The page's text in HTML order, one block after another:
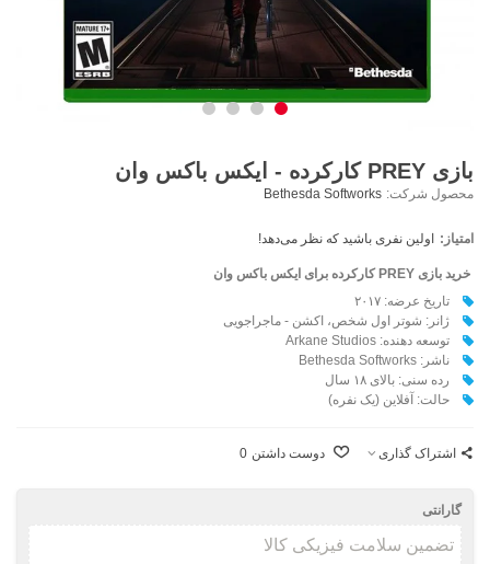
بازی PREY کارکرده - ایکس باکس وان
محصول شرکت: Bethesda Softworks
امتیاز: اولین نفری باشید که نظر می‌دهد!
خرید بازی PREY کارکرده برای ایکس باکس وان
تاریخ عرضه: ۲۰۱۷
ژانر: شوتر اول شخص، اکشن - ماجراجویی
توسعه دهنده: Arkane Studios
ناشر: Bethesda Softworks
رده سنی: بالای ۱۸ سال
حالت: آفلاین (یک نفره)
اشتراک گذاری دوست داشتن 0
گارانتی